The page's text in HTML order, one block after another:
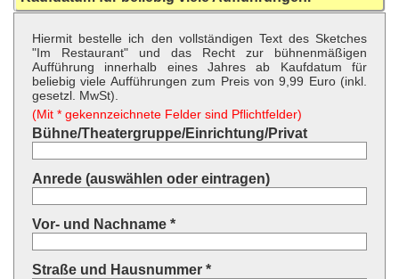
Hiermit bestelle ich den vollständigen Text des Sketches
"Im Restaurant" und das Recht zur bühnenmäßigen
Aufführung innerhalb eines Jahres ab Kaufdatum für
beliebig viele Aufführungen zum Preis von 9,99 Euro (inkl.
gesetzl. MwSt).
(Mit * gekennzeichnete Felder sind Pflichtfelder)
Bühne/Theatergruppe/Einrichtung/Privat
Anrede (auswählen oder eintragen)
Vor- und Nachname *
Straße und Hausnummer *